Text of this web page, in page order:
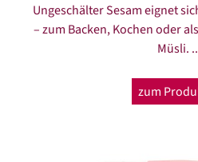
Ungeschälter Sesam eignet
– zum Backen, Kochen oder
Müsli.
zum